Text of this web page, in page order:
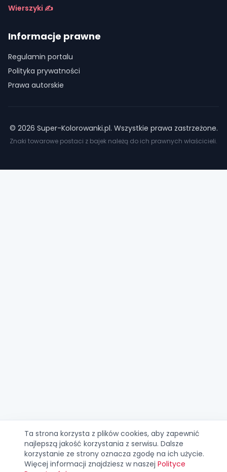
Wierszyki ✍️
Informacje prawne
Regulamin portalu
Polityka prywatności
Prawa autorskie
© 2026 Super-Kolorowanki.pl. Wszystkie prawa zastrzeżone.
Znaki towarowe postaci z bajek należą do ich prawnych właścicieli.
Ta strona korzysta z plików cookies, aby zapewnić
najlepszą jakość korzystania z serwisu. Dalsze
korzystanie ze strony oznacza zgodę na ich użycie.
Więcej informacji znajdziesz w naszej Polityce